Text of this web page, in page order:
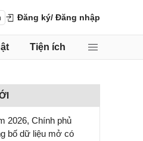
Đăng ký/ Đăng nhập
Tiện ích
2026, Chính phủ
bố dữ liệu mở có